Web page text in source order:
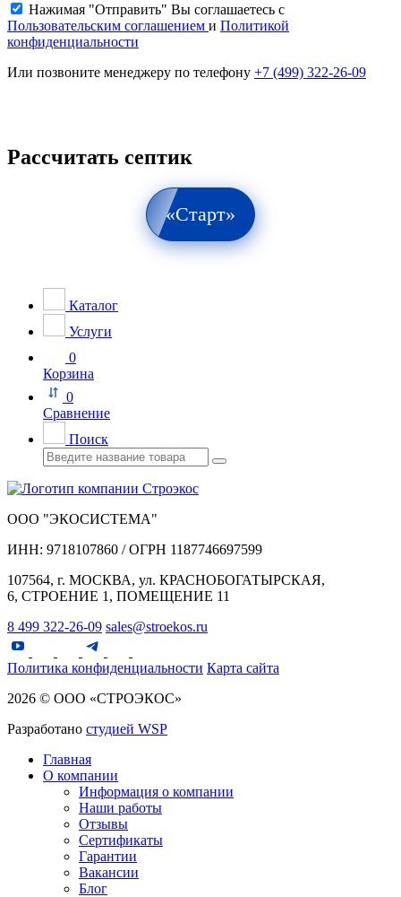
Нажимая "Отправить" Вы соглашаетесь с
Пользовательским соглашением и Политикой
конфиденциальности
Или позвоните менеджеру по телефону +7 (499) 322-26-09
Рассчитать септик
«Старт»
Каталог
Услуги
0
Корзина
0
Сравнение
Поиск
ООО "ЭКОСИСТЕМА"
ИНН: 9718107860 / ОГРН 1187746697599
107564, г. МОСКВА, ул. КРАСНОБОГАТЫРСКАЯ,
6, СТРОЕНИЕ 1, ПОМЕЩЕНИЕ 11
8 499 322-26-09 sales@stroekos.ru
Политика конфиденциальности Карта сайта
2026 © ООО «СТРОЭКОС»
Разработано студией WSP
Главная
О компании
Информация о компании
Наши работы
Отзывы
Сертификаты
Гарантии
Вакансии
Блог